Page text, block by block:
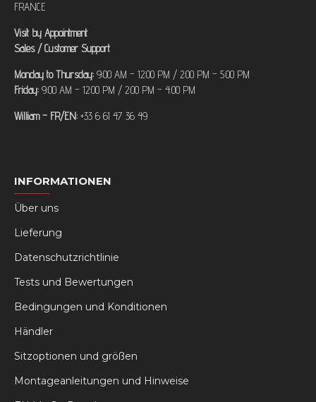
FRANCE
Visit by Appointment
Sales / Customer Support
Monday to Thursday: 9:00 AM – 12:00 PM / 2:00 PM – 5:00 PM
Friday: 9:00 AM – 12:00 PM / 2:00 PM – 4:00 PM
William – FR/EN: +33 6 61 47 36 49
INFORMATIONEN
Über uns
Lieferung
Datenschutzrichtlinie
Tests und Bewertungen
Bedingungen und Konditionen
Händler
Sitzoptionen und größen
Montageanleitungen und Hinweise